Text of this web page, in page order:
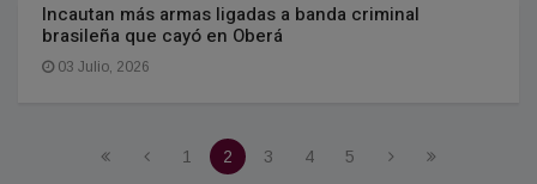
Incautan más armas ligadas a banda criminal
brasileña que cayó en Oberá
03 Julio, 2026
1 2 3 4 5